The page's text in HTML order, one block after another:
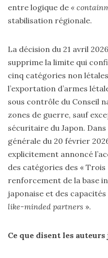
entre logique de «
stabilisation régionale.
La décision du 21 avril
supprime la limite qui
cinq catégories non
l’exportation d’armes
sous contrôle du Conseil
zones de guerre, sauf
sécuritaire du Japon.
générale du 20 février
explicitement annoncé
des catégories des «
renforcement de la base
japonaise et des
like-minded partners ».
Ce que disent les